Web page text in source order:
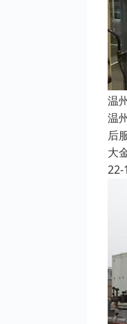
温
温
后
大
22-